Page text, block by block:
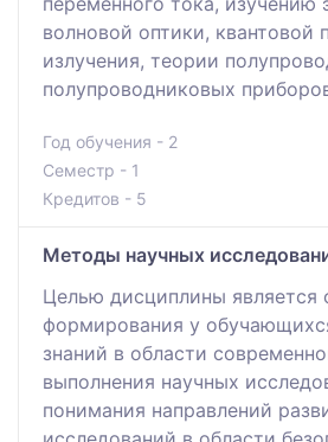
волновой оптики, квантовой
излучения, теории
полупроводниковых
Год обучения - 2
Семестр - 1
Кредитов - 5
Методы научных
Це‎лью ди‎сци‎пли‎ны‎ являе‎тся
формирования у
знаний в области
выполнения научных
понимания направлений